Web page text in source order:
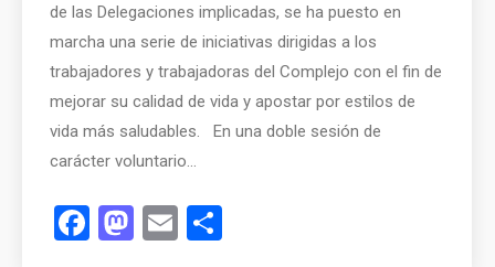
de las Delegaciones implicadas, se ha puesto en
marcha una serie de iniciativas dirigidas a los
trabajadores y trabajadoras del Complejo con el fin de
mejorar su calidad de vida y apostar por estilos de
vida más saludables. En una doble sesión de
carácter voluntario…
Facebook
Mastodon
Email